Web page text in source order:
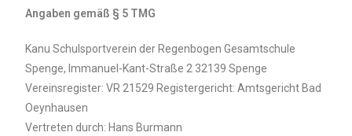
Angaben gemäß § 5 TMG
Kanu Schulsportverein der Regenbogen Gesamtschule
Spenge, Immanuel-Kant-Straße 2 32139 Spenge
Vereinsregister: VR 21529 Registergericht: Amtsgericht Bad
Oeynhausen
Vertreten durch: Hans Burmann